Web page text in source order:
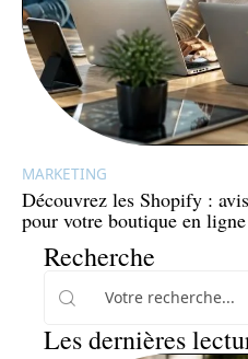
MARKETING
Découvrez les Shopify :
pour votre boutique en ligne
Recherche
Les dernières